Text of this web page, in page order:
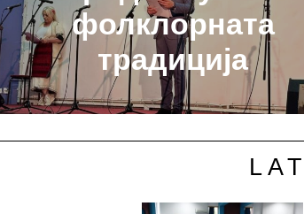
фолклорната
традиција